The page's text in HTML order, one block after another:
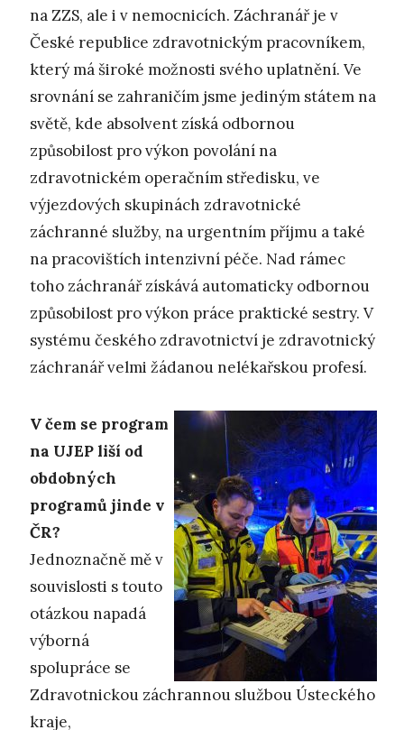
na ZZS, ale i v nemocnicích. Záchranář je v
České republice zdravotnickým pracovníkem,
který má široké možnosti svého uplatnění. Ve
srovnání se zahraničím jsme jediným státem na
světě, kde absolvent získá odbornou
způsobilost pro výkon povolání na
zdravotnickém operačním středisku, ve
výjezdových skupinách zdravotnické
záchranné služby, na urgentním příjmu a také
na pracovištích intenzivní péče. Nad rámec
toho záchranář získává automaticky odbornou
způsobilost pro výkon práce praktické sestry. V
systému českého zdravotnictví je zdravotnický
záchranář velmi žádanou nelékařskou profesí.
V čem se program
na UJEP liší od
obdobných
programů jinde v
ČR?
Jednoznačně mě v
souvislosti s touto
otázkou napadá
výborná
spolupráce se
Zdravotnickou záchrannou službou Ústeckého
kraje,